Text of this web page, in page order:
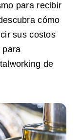
para recibir
cómo
sus costos
para
de